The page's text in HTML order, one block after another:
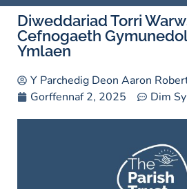
Diweddariad Torri
Cefnogaeth
Ymlaen
Y Parchedig Deon Aaron
Gorffennaf 2, 2025
Dim